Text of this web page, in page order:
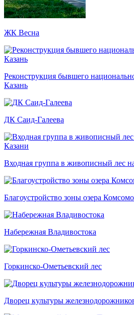
ЖК Весна
Реконструкция бывшего
Казань
ДК Саид-Галеева
Входная группа в живописный лес
Благоустройство зоны озера
Набережная Владивостока
Горкинско-Ометьевский лес
Дворец культуры